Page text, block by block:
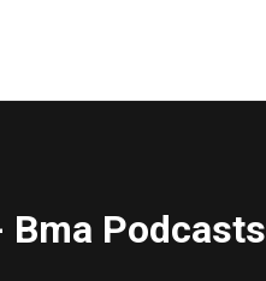
Bma Podcasts